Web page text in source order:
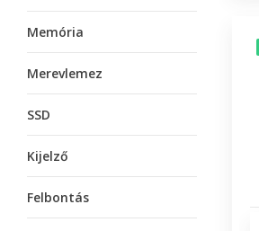
Memória
Merevlemez
SSD
Kijelző
Felbontás